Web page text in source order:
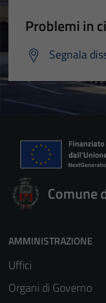
Problemi in
Segnala
Comune
AMMINISTRAZIONE
Uffici
Organi di Governo